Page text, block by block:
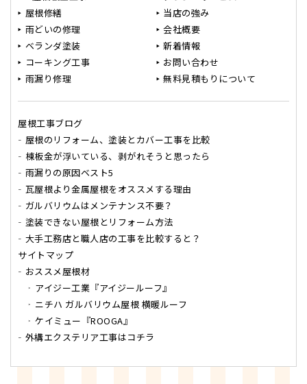
屋根修繕
雨どいの修理
ベランダ塗装
コーキング工事
雨漏り修理
当店の強み
会社概要
新着情報
お問い合わせ
無料見積もりについて
屋根工事ブログ
屋根のリフォーム、塗装とカバー工事を比較
棟板金が浮いている、剥がれそうと思ったら
雨漏りの原因ベスト5
瓦屋根より金属屋根をオススメする理由
ガルバリウムはメンテナンス不要？
塗装できない屋根とリフォーム方法
大手工務店と職人店の工事を比較すると？
サイトマップ
おススメ屋根材
アイジー工業『アイジールーフ』
ニチハ ガルバリウム屋根 横暖ルーフ
ケイミュー『ROOGA』
外構エクステリア工事はコチラ